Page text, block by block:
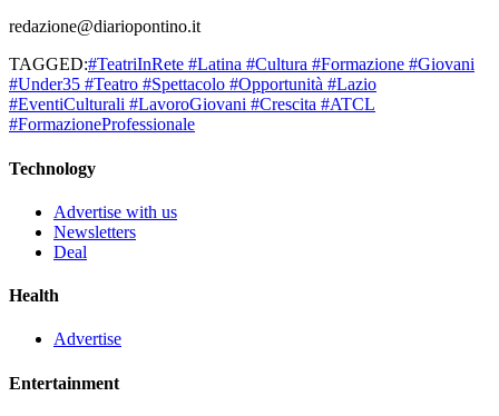
redazione@diariopontino.it
TAGGED:#TeatriInRete #Latina #Cultura #Formazione #Giovani
#Under35 #Teatro #Spettacolo #Opportunità #Lazio
#EventiCulturali #LavoroGiovani #Crescita #ATCL
#FormazioneProfessionale
Technology
Advertise with us
Newsletters
Deal
Health
Advertise
Entertainment